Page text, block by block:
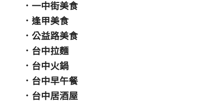
．一中街美食
．逢甲美食
．公益路美食
． 台中拉麵
． 台中火鍋
． 台中早午餐
． 台中居酒屋